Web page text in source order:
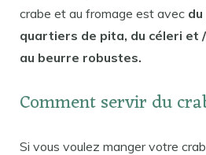
crabe et au fromage est avec
quartiers de pita, du céleri et
au beurre robustes.
Comment servir du
Si vous voulez manger votre